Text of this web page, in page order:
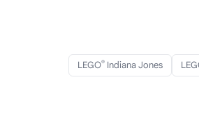
LEGO® Indiana Jones